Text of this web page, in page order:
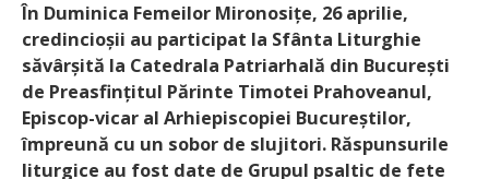
În Duminica Femeilor Mironosițe, 26 aprilie,
credincioșii au participat la Sfânta Liturghie
săvârșită la Catedrala Patriarhală din București
de Preasfințitul Părinte Timotei Prahoveanul,
Episcop-vicar al Arhiepiscopiei Bucureștilor,
împreună cu un sobor de slujitori. Răspunsurile
liturgice au fost date de Grupul psaltic de fete